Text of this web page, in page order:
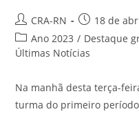
Autor
do
post:
CRA-RN
Post
publicado:
18 de
Categoria
do
Ano 2023 / Destaque
Últimas Notícias
Na manhã desta terça-
turma do primeiro